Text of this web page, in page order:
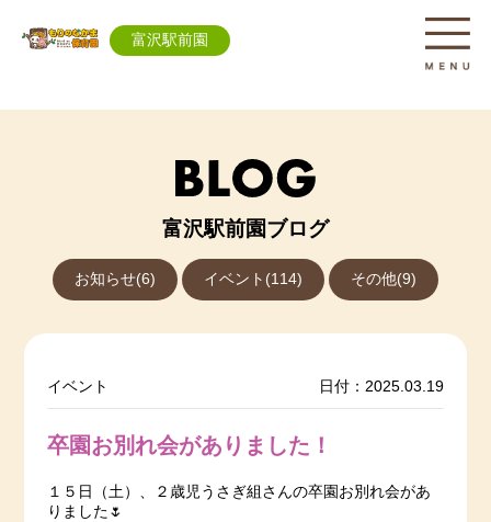
富沢駅前園
富沢駅前園ブログ
お知らせ(6) イベント(114) その他(9)
イベント 日付：2025.03.19
卒園お別れ会がありました！
１５日（土）、２歳児うさぎ組さんの卒園お別れ会があ
りました🌷